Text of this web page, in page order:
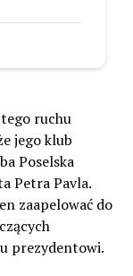
tego ruchu
jego klub
Poselska
Petra Pavla.
zaapelować do
prezydentowi.